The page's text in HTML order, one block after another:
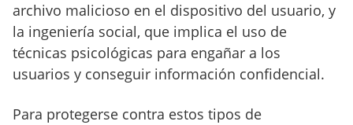
archivo malicioso en el dispositivo del usuario, y
la ingeniería social, que implica el uso de
técnicas psicológicas para engañar a los
usuarios y conseguir información confidencial.
Para protegerse contra estos tipos de